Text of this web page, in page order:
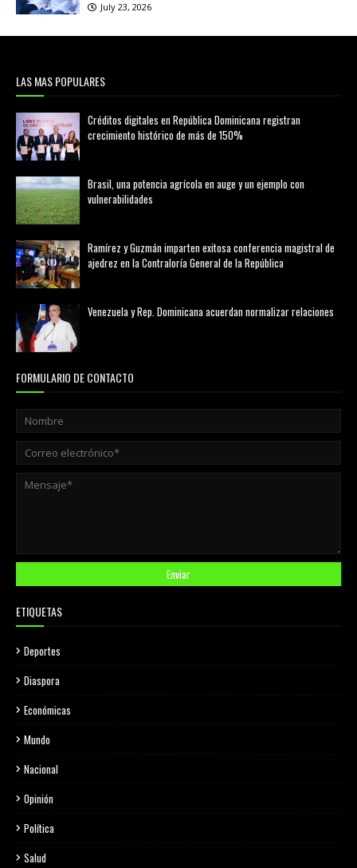
July 23, 2026
LAS MAS POPULARES
Créditos digitales en República Dominicana registran
crecimiento histórico de más de 150%
Brasil, una potencia agrícola en auge y un ejemplo con
vulnerabilidades
Ramírez y Guzmán imparten exitosa conferencia magistral de
ajedrez en la Contraloría General de la República
Venezuela y Rep. Dominicana acuerdan normalizar relaciones
FORMULARIO DE CONTACTO
ETIQUETAS
Deportes
Diaspora
Económicas
Mundo
Nacional
Opinión
Política
Salud